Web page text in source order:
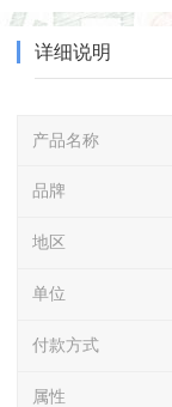
详细说明
产品名称
品牌
地区
单位
付款方式
属性